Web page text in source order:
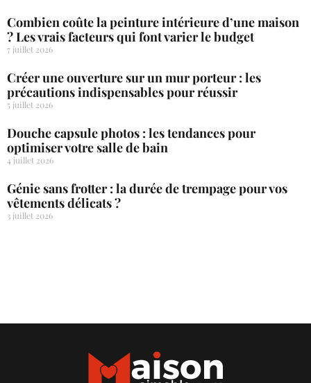
Combien coûte la peinture intérieure d’une maison
? Les vrais facteurs qui font varier le budget
7 juillet 2026
Créer une ouverture sur un mur porteur : les
précautions indispensables pour réussir
5 juillet 2026
Douche capsule photos : les tendances pour
optimiser votre salle de bain
4 juillet 2026
Génie sans frotter : la durée de trempage pour vos
vêtements délicats ?
3 juillet 2026